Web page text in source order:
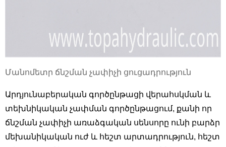
Մանոմետր ճնշման չափիչի ցուցադրություն
Արդյունաբերական գործընթացի վերահսկման և
տեխնիկական չափման գործընթացում, քանի որ
ճնշման չափիչի առաձգական սենսորը ունի բարձր
մեխանիկական ուժ և հեշտ արտադրություն, հեշտ